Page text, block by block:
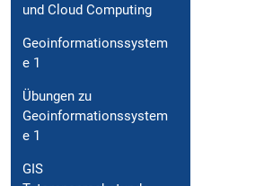
und Cloud Computing
Geoinformationssystem
e 1
Übungen zu
Geoinformationssystem
e 1
GIS